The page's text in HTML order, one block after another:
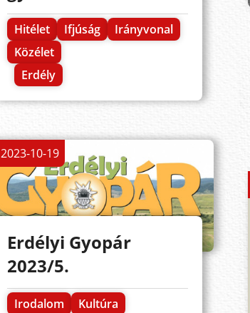
Hitélet Ifjúság
Irányvonal
Közélet
Erdély
2023-10-19
Erdélyi Gyopár
2023/5.
Irodalom
Kultúra